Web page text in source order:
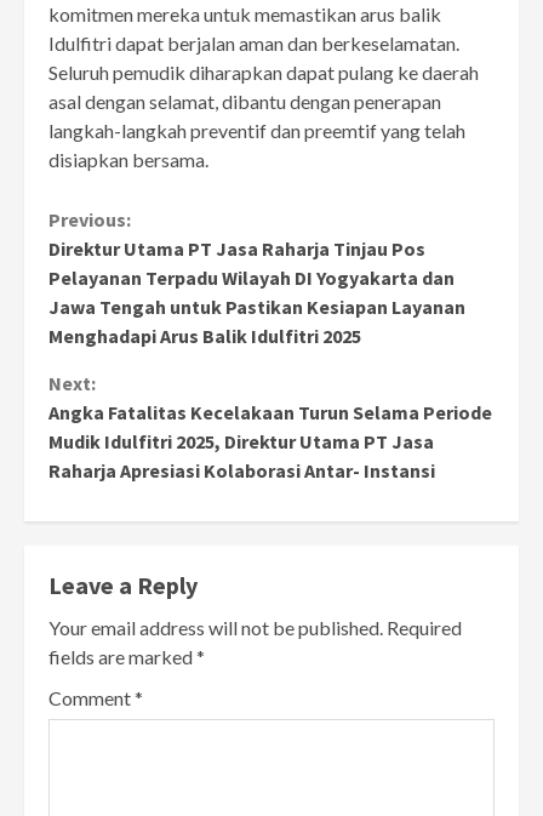
komitmen mereka untuk memastikan arus balik
Idulfitri dapat berjalan aman dan berkeselamatan.
Seluruh pemudik diharapkan dapat pulang ke daerah
asal dengan selamat, dibantu dengan penerapan
langkah-langkah preventif dan preemtif yang telah
disiapkan bersama.
Continue
Reading
Previous:
Direktur Utama PT Jasa Raharja Tinjau Pos
Pelayanan Terpadu Wilayah DI Yogyakarta dan
Jawa Tengah untuk Pastikan Kesiapan Layanan
Menghadapi Arus Balik Idulfitri 2025
Next:
Angka Fatalitas Kecelakaan Turun Selama Periode
Mudik Idulfitri 2025, Direktur Utama PT Jasa
Raharja Apresiasi Kolaborasi Antar- Instansi
Leave a Reply
Your email address will not be published. Required
fields are marked*
Comment*